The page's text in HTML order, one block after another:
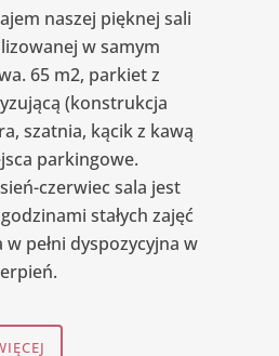
naszej pięknej sali
w samym
65 m2, parkiet z
(konstrukcja
szatnia, kącik z kawą
parkingowe.
czerwiec sala jest
stałych zajęć
pełni dyspozycyjna w